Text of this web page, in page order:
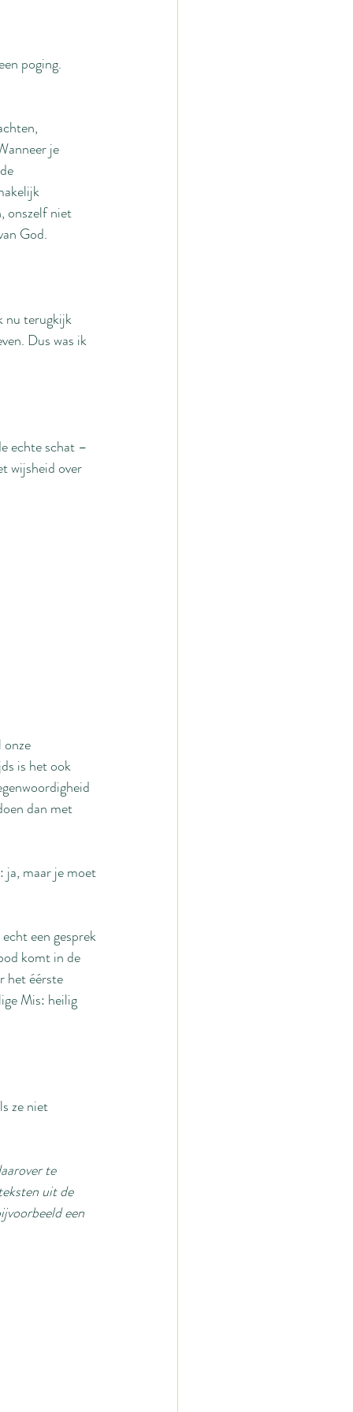
poging.
je
onszelf niet
God.
nu terugkijk
Dus was ik
echte schat –
wijsheid over
onze
is het ook
dan met
ja, maar je moet
een gesprek
komt in de
het éérste
Mis: heilig
ze niet
te
uit de
een